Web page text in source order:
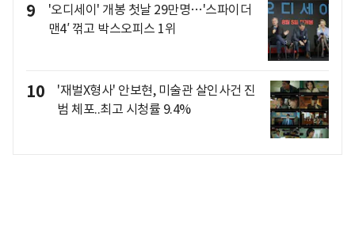
9
'오디세이' 개봉 첫날 29만명…'스파이더
맨4′ 꺾고 박스오피스 1위
10
'재벌X형사' 안보현, 미술관 살인사건 진
범 체포..최고 시청률 9.4%